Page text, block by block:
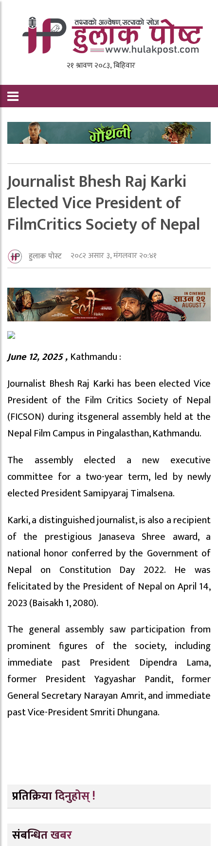
Journalist Bhesh Raj Karki
Elected Vice President of
FilmCritics Society of Nepal
हुलाक पोस्ट २०८२ असार ३, मंगलवार २०:४१
June 12, 2025 , Kathmandu :
Journalist Bhesh Raj Karki has been elected Vice
President of the Film Critics Society of Nepal
(FICSON) during itsgeneral assembly held at the
Nepal Film Campus in Pingalasthan, Kathmandu.
The assembly elected a new executive
committee for a two-year term, led by newly
elected President Samipyaraj Timalsena.
Karki, a distinguished journalist, is also a recipient
of the prestigious Janaseva Shree award, a
national honor conferred by the Government of
Nepal on Constitution Day 2022. He was
felicitated by the President of Nepal on April 14,
2023 (Baisakh 1, 2080).
The general assembly saw participation from
prominent figures of the society, including
immediate past President Dipendra Lama,
former President Yagyashar Pandit, former
General Secretary Narayan Amrit, and immediate
past Vice-President Smriti Dhungana.
प्रतिक्रिया दिनुहोस् !
संबन्धित खबर